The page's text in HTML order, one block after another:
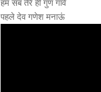
हम सब तेरे ही गुण गावे
पहले देव गणेश मनाऊं